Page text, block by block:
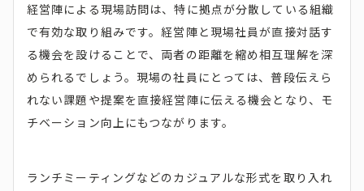
経営陣による現場訪問は、特に拠点が分散している組織
で有効な取り組みです。経営陣と現場社員が直接対話す
る機会を設けることで、両者の距離を縮め相互理解を深
められるでしょう。現場の社員にとっては、普段伝えら
れない課題や提案を直接経営陣に伝える機会となり、モ
チベーション向上にもつながります。
ランチミーティングなどのカジュアルな形式を取り入れ